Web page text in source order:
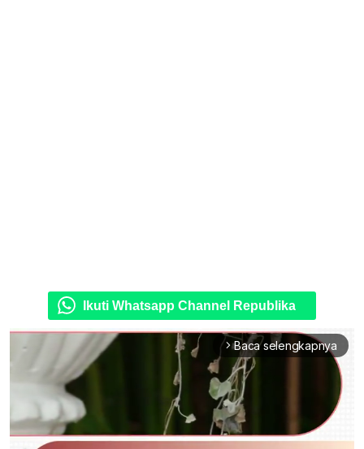
Ikuti Whatsapp Channel Republika
arrow_forward_ios Baca selengkapnya